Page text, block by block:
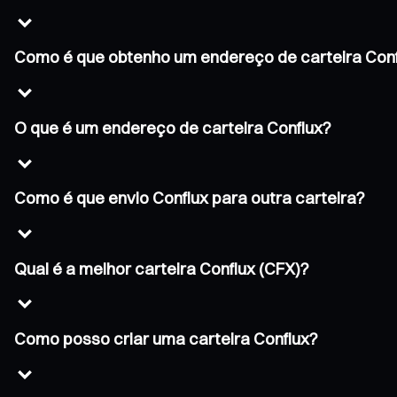
Como é que obtenho um endereço de carteira
O que é um endereço de carteira Conflux?
Como é que envio Conflux para outra carteira?
Qual é a melhor carteira Conflux (CFX)?
Como posso criar uma carteira Conflux?